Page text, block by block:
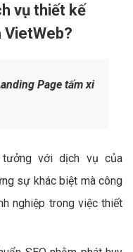
vụ thiết kế
Page tấm xi
với dịch vụ của
sự khác biệt mà công
nghiệp trong việc thiết